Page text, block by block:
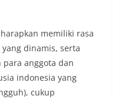
memiliki rasa
dinamis, serta
para anggota dan
indonesia yang
cukup